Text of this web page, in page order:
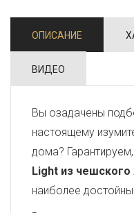
ОПИСАНИЕ
ВИДЕО
Вы озадачены
настоящему
дома?
Light из чешского
наиболее